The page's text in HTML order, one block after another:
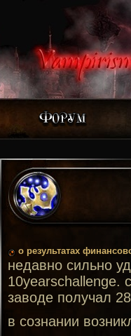
о результатах
недавно сильно
10yearschallenge.
заводе получал
в сознании